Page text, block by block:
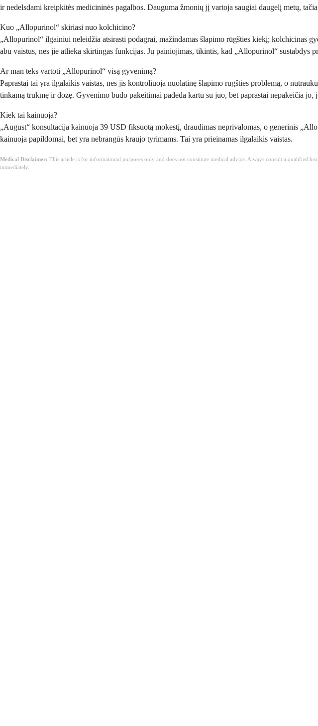
ir nedelsdami kreipkitės medicininės pagalbos. Dauguma žmonių jį vartoja saugiai daugelį metų,
Kuo „Allopurinol“ skiriasi nuo kolchicino?
„Allopurinol“ ilgainiui neleidžia atsirasti podagrai, mažindamas šlapimo rūgšties kiekį; kolchicinas
abu vaistus, nes jie atlieka skirtingas funkcijas. Jų painiojimas, tikintis, kad „Allopurinol“ sustabdys
Ar man teks vartoti „Allopurinol“ visą gyvenimą?
Paprastai tai yra ilgalaikis vaistas, nes jis kontroliuoja nuolatinę šlapimo rūgšties problemą, o
tinkamą trukmę ir dozę. Gyvenimo būdo pakeitimai padeda kartu su juo, bet paprastai nepakeičia jo,
Kiek tai kainuoja?
„August“ konsultacija kainuoja 39 USD fiksuotą mokestį, draudimas neprivalomas, o generinis
kainuoja papildomai, bet yra nebrangūs kraujo tyrimams. Tai yra prieinamas ilgalaikis vaistas.
Medical Disclaimer: This article is for informational purposes only and does not constitute medical advice. Always consult a qualified
immediately.